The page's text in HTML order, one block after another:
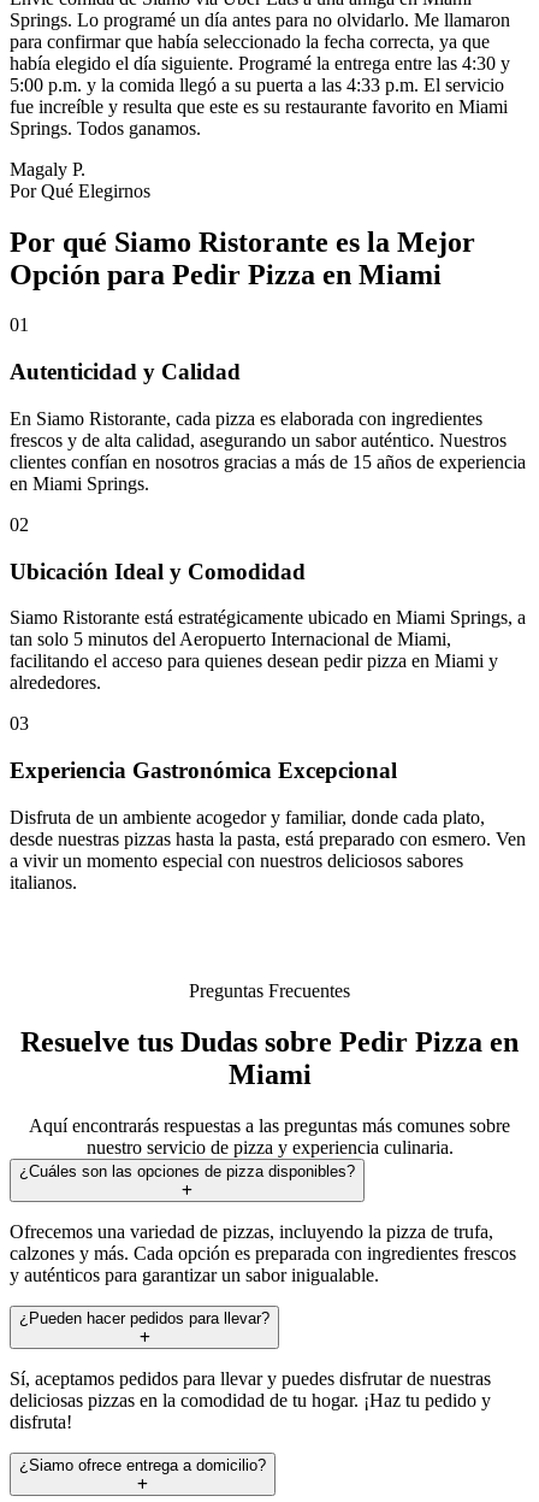
Springs. Lo programé un día antes para no olvidarlo. Me llamaron
para confirmar que había seleccionado la fecha correcta, ya que
había elegido el día siguiente. Programé la entrega entre las 4:30 y
5:00 p.m. y la comida llegó a su puerta a las 4:33 p.m. El servicio
fue increíble y resulta que este es su restaurante favorito en Miami
Springs. Todos ganamos.
Magaly P.
Por Qué Elegirnos
Por qué Siamo Ristorante es la Mejor
Opción para Pedir Pizza en Miami
01
Autenticidad y Calidad
En Siamo Ristorante, cada pizza es elaborada con ingredientes
frescos y de alta calidad, asegurando un sabor auténtico. Nuestros
clientes confían en nosotros gracias a más de 15 años de experiencia
en Miami Springs.
02
Ubicación Ideal y Comodidad
Siamo Ristorante está estratégicamente ubicado en Miami Springs, a
tan solo 5 minutos del Aeropuerto Internacional de Miami,
facilitando el acceso para quienes desean pedir pizza en Miami y
alrededores.
03
Experiencia Gastronómica Excepcional
Disfruta de un ambiente acogedor y familiar, donde cada plato,
desde nuestras pizzas hasta la pasta, está preparado con esmero. Ven
a vivir un momento especial con nuestros deliciosos sabores
italianos.
Preguntas Frecuentes
Resuelve tus Dudas sobre Pedir Pizza en
Miami
Aquí encontrarás respuestas a las preguntas más comunes sobre
nuestro servicio de pizza y experiencia culinaria.
¿Cuáles son las opciones de pizza disponibles?
Ofrecemos una variedad de pizzas, incluyendo la pizza de trufa,
calzones y más. Cada opción es preparada con ingredientes frescos
y auténticos para garantizar un sabor inigualable.
¿Pueden hacer pedidos para llevar?
Sí, aceptamos pedidos para llevar y puedes disfrutar de nuestras
deliciosas pizzas en la comodidad de tu hogar. ¡Haz tu pedido y
disfruta!
¿Siamo ofrece entrega a domicilio?